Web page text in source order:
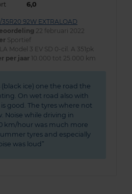
6,0
35R20 92W EXTRALOAD
22 februari 2022
Sportief
Model 3 EV SD 0-cil. A 351pk
per jaar 10.000 tot 25.000 km
ice) one the road the
On wet road also with
good. The tyres where not
Noise while driving in
km/hour was much more
tyres and especially
was loud